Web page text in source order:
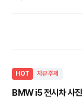
HOT 자유주제
BMW i5 전시차 사진